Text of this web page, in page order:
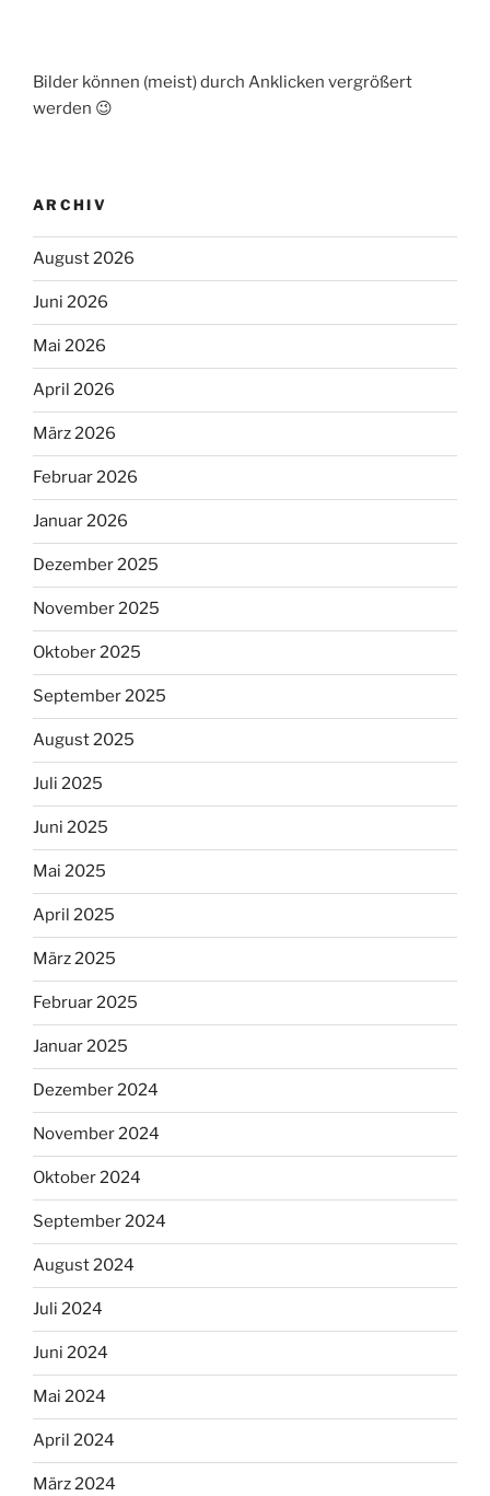
Bilder können (meist) durch Anklicken vergrößert
werden 😉
ARCHIV
August 2026
Juni 2026
Mai 2026
April 2026
März 2026
Februar 2026
Januar 2026
Dezember 2025
November 2025
Oktober 2025
September 2025
August 2025
Juli 2025
Juni 2025
Mai 2025
April 2025
März 2025
Februar 2025
Januar 2025
Dezember 2024
November 2024
Oktober 2024
September 2024
August 2024
Juli 2024
Juni 2024
Mai 2024
April 2024
März 2024